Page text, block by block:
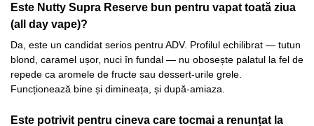
Este Nutty Supra Reserve bun pentru vapat toată ziua
(all day vape)?
Da, este un candidat serios pentru ADV. Profilul echilibrat — tutun
blond, caramel ușor, nuci în fundal — nu obosește palatul la fel de
repede ca aromele de fructe sau dessert-urile grele.
Funcționează bine și dimineața, și după-amiaza.
Este potrivit pentru cineva care tocmai a renunțat la